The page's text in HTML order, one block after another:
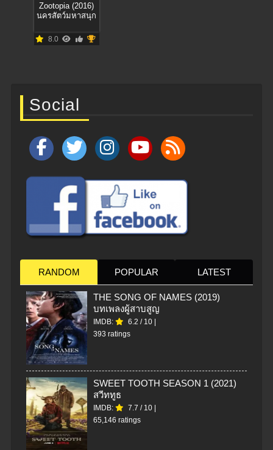
Zootopia (2016)
นครสัตว์มหาสนุก
8.0
Social
RANDOM POPULAR LATEST
THE SONG OF NAMES (2019)
บทเพลงผู้สาบสูญ
IMDB: 6.2 / 10 |
393 ratings
SWEET TOOTH SEASON 1 (2021)
สวีททูธ
IMDB: 7.7 / 10 |
65,146 ratings